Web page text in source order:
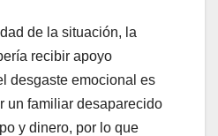
de la situación, la
recibir apoyo
desgaste emocional es
un familiar desaparecido
y dinero, por lo que